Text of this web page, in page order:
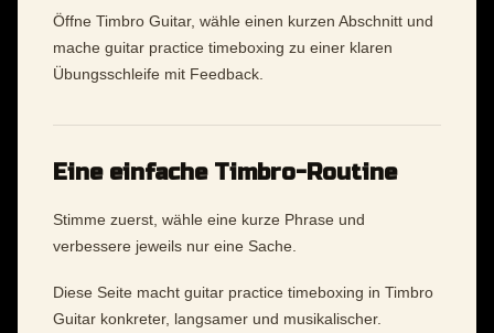
Öffne Timbro Guitar, wähle einen kurzen Abschnitt und
mache guitar practice timeboxing zu einer klaren
Übungsschleife mit Feedback.
Eine einfache Timbro-Routine
Stimme zuerst, wähle eine kurze Phrase und
verbessere jeweils nur eine Sache.
Diese Seite macht guitar practice timeboxing in Timbro
Guitar konkreter, langsamer und musikalischer.